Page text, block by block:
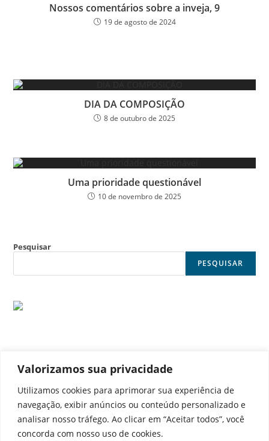
Valorizamos sua privacidade
Utilizamos cookies para aprimorar sua experiência de
navegação, exibir anúncios ou conteúdo personalizado e
analisar nosso tráfego. Ao clicar em “Aceitar todos”, você
concorda com nosso uso de cookies.
Nossos comentários sobre a inveja, 9
19 de agosto de 2024
DIA DA COMPOSIÇÃO
8 de outubro de 2025
Uma prioridade questionável
10 de novembro de 2025
Pesquisar
PESQUISAR